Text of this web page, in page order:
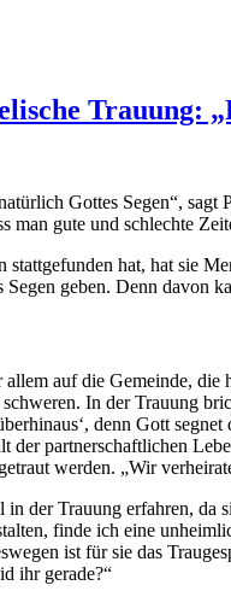
Trauung:
Gottes Segen“,
man gute und schlechte
hat, hat sie
geben. Denn davon
auf die Gemeinde,
In der Trauung
denn Gott
der partnerschaftlichen
werden. „Wir
in der Trauung erfahren,
finde ich eine
ist für sie das
ihr gerade?“